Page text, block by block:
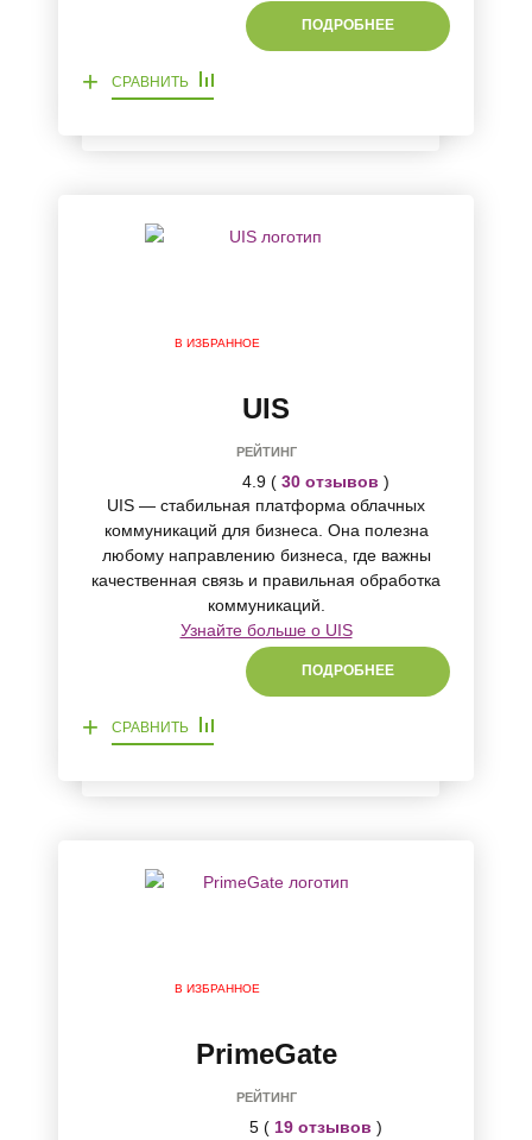
ПОДРОБНЕЕ
+ СРАВНИТЬ
В ИЗБРАННОЕ
UIS
РЕЙТИНГ
4.9 ( 30 отзывов )
UIS — стабильная платформа облачных
коммуникаций для бизнеса. Она полезна
любому направлению бизнеса, где важны
качественная связь и правильная обработка
коммуникаций.
Узнайте больше о UIS
ПОДРОБНЕЕ
+ СРАВНИТЬ
В ИЗБРАННОЕ
PrimeGate
РЕЙТИНГ
5 ( 19 отзывов )